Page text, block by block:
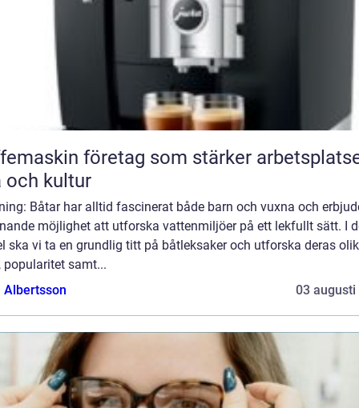
företag som stärker
och kultur
Båtar har alltid fascinerat både barn och vuxna och
möjlighet att utforska vattenmiljöer på ett lekfullt sätt. I
ska vi ta en grundlig titt på båtleksaker och utforska deras
popularitet samt...
Albertsson
03 augusti